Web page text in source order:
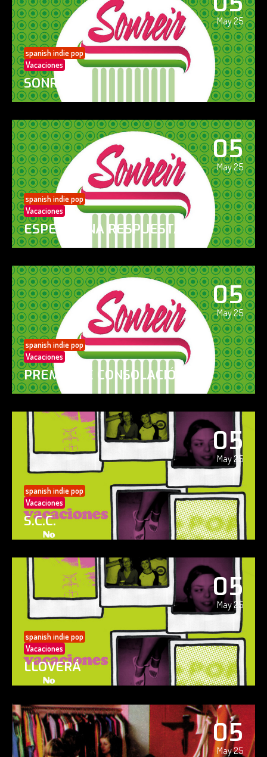
May 25
spanish indie pop
Vacaciones
SONREÍR
05
May 25
spanish indie pop
Vacaciones
ESPERO UNA RESPUESTA
05
May 25
spanish indie pop
Vacaciones
PREMIO DE CONSOLACIÓN
05
May 25
spanish indie pop
Vacaciones
S.C.C.
05
May 25
spanish indie pop
Vacaciones
LLOVERÁ
05
May 25